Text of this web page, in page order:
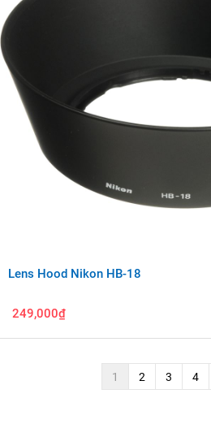
Lens Hood Nikon HB-18
249,000₫
1 2 3 4